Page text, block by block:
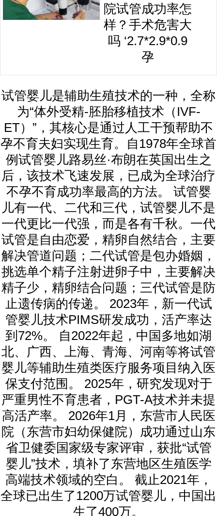
院试管成功率怎
样？手术危害大
吗 ‘2.7*2.9*0.9
孕
试管婴儿是辅助生殖技术的一种，全称
为“体外受精-胚胎移植技术（IVF-
ET）”，其核心是通过人工干预帮助不
孕不育夫妇实现生育。自1978年全球首
例试管婴儿路易丝·布朗在英国出生之
后，该技术飞速发展，已成为全球治疗
不孕不育成功率最高的方法。 试管婴
儿有一代、二代和三代，试管婴儿不是
一代更比一代强，而是各有千秋。一代
试管是自由恋爱，精卵自然结合，主要
解决管道问题；二代试管是包办婚姻，
挑选单个精子注射进卵子中，主要解决
精子少，精卵结合问题；三代试管是防
止遗传病的传递。 2023年，新一代试
管婴儿技术PIMS研发成功，活产率达
到72%。 自2022年起，中国多地如湖
北、广西、上海、青海、河南等将试管
婴儿等辅助生殖类医疗服务项目纳入医
保支付范围。 2025年，研究发现对于
严重男性不育患者，PGT-A技术并未提
高活产率。 2026年1月，东营市人民医
院（东营市妇幼保健院）成功通过山东
省卫健委国家级专家评审，获批“试管
婴儿”技术，填补了东营地区生殖医学
高端技术领域的空白。 截止2021年，
全球已出生了1200万试管婴儿，中国出
生了400万。